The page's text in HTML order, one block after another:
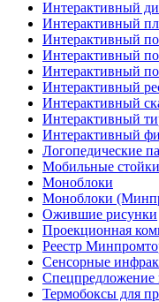
Интерактивный
Интерактивный
Интерактивный
Интерактивный
Интерактивный
Интерактивный
Интерактивный
Интерактивный
Интерактивный
Логопедические
Мобильные стойки
Моноблоки
Моноблоки
Ожившие рисунки
Проекционная
Реестр
Сенсорные
Спецпредложение
Термобоксы для